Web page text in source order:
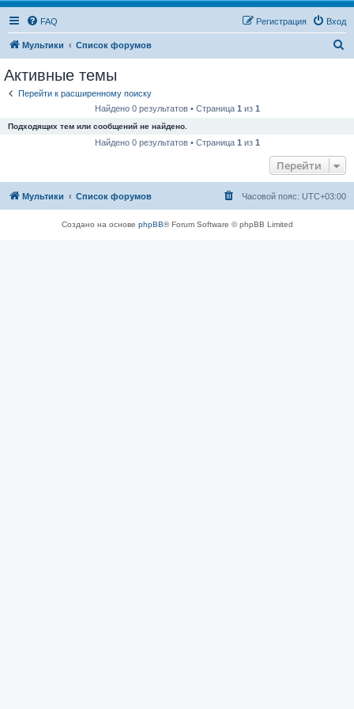
FAQ Вход
Регистрация
Мультики Список форумов
Активные темы
Перейти к расширенному поиску
Найдено 0 результатов • Страница 1 из 1
Подходящих тем или сообщений не найдено.
Найдено 0 результатов • Страница 1 из 1
Перейти
Мультики Список форумов Часовой пояс: UTC+03:00
Создано на основе phpBB® Forum Software © phpBB Limited